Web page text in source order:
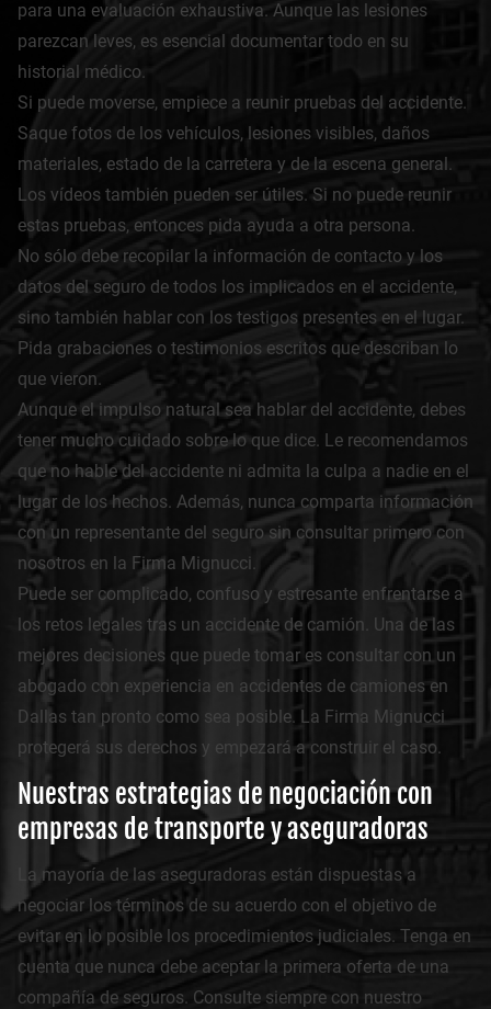
para una evaluación exhaustiva. Aunque las lesiones
parezcan leves, es esencial documentar todo en su
historial médico.
Si puede moverse, empiece a reunir pruebas del accidente.
Saque fotos de los vehículos, lesiones visibles, daños
materiales, estado de la carretera y de la escena general.
Los vídeos también pueden ser útiles. Si no puede reunir
estas pruebas, entonces pida ayuda a otra persona.
No sólo debe recopilar la información de contacto y los
datos del seguro de todos los implicados en el accidente,
sino también hablar con los testigos presentes en el lugar.
Pida grabaciones o testimonios escritos que describan lo
que vieron.
Aunque el impulso natural sea hablar del accidente, debes
tener mucho cuidado sobre lo que dice. Le recomendamos
que no hable del accidente ni admita la culpa a nadie en el
lugar de los hechos. Además, nunca comparta información
con un representante del seguro sin consultar primero con
nosotros en la Firma Mignucci.
Puede ser complicado, confuso y estresante enfrentarse a
los retos legales tras un accidente de camión. Una de las
mejores decisiones que puede tomar es consultar con un
abogado con experiencia en accidentes de camiones en
Dallas tan pronto como sea posible. La Firma Mignucci
protegerá sus derechos y empezará a construir el caso.
Nuestras estrategias de negociación con
empresas de transporte y aseguradoras
La mayoría de las aseguradoras están dispuestas a
negociar los términos de su acuerdo con el objetivo de
evitar en lo posible los procedimientos judiciales. Tenga en
cuenta que nunca debe aceptar la primera oferta de una
compañía de seguros. Consulte siempre con nuestro